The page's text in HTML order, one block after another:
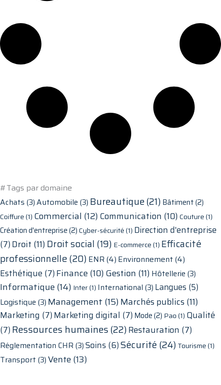
#Tags par domaine
Achats (3)Automobile (3) Bureautique (21) Bâtiment(2)
Coiffure(1) Commercial (12)Communication (10)Couture(1)
Création d'entreprise(2)Cyber-sécurité(1) Direction d'entreprise
(7)Droit (11)Droit social (19) E-commerce(1) Efficacité
professionnelle(20) ENR (4) Environnement (4)
Esthétique (7)Finance (10)Gestion (11) Hôtellerie (3)
Informatique(14) Inter(1) International (3) Langues (5)
Logistique (3) Management (15)Marchés publics (11)
Marketing (7)Marketing digital (7) Mode(2) Pao(1) Qualité
(7) Ressources humaines (22)Restauration (7)
Réglementation CHR (3)Soins (6)Sécurité (24) Tourisme(1)
Transport (3)Vente(13)